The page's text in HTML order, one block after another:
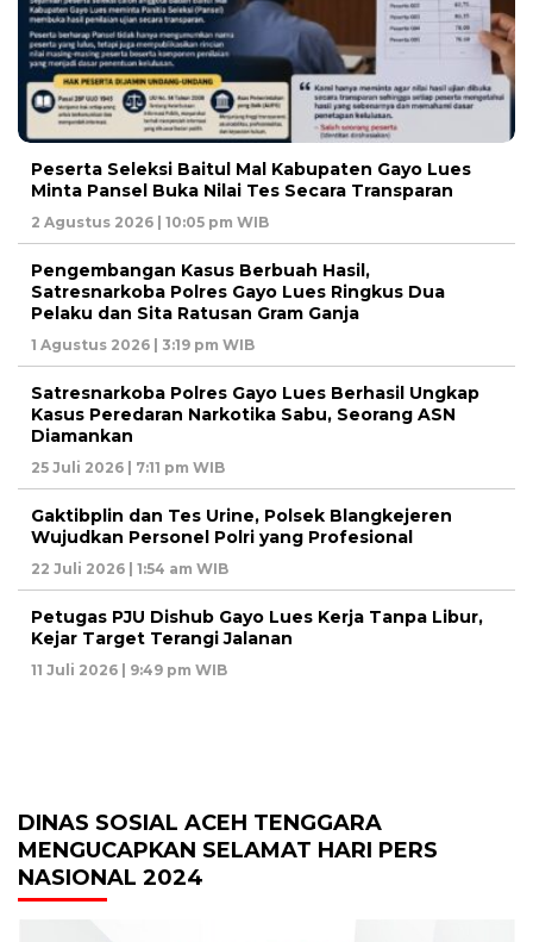
Peserta Seleksi Baitul Mal Kabupaten Gayo Lues
Minta Pansel Buka Nilai Tes Secara Transparan
2 Agustus 2026 | 10:05 pm WIB
Pengembangan Kasus Berbuah Hasil,
Satresnarkoba Polres Gayo Lues Ringkus Dua
Pelaku dan Sita Ratusan Gram Ganja
1 Agustus 2026 | 3:19 pm WIB
Satresnarkoba Polres Gayo Lues Berhasil Ungkap
Kasus Peredaran Narkotika Sabu, Seorang ASN
Diamankan
25 Juli 2026 | 7:11 pm WIB
Gaktibplin dan Tes Urine, Polsek Blangkejeren
Wujudkan Personel Polri yang Profesional
22 Juli 2026 | 1:54 am WIB
Petugas PJU Dishub Gayo Lues Kerja Tanpa Libur,
Kejar Target Terangi Jalanan
11 Juli 2026 | 9:49 pm WIB
DINAS SOSIAL ACEH TENGGARA
MENGUCAPKAN SELAMAT HARI PERS
NASIONAL 2024